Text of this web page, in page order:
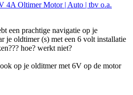
4A Oltimer Motor | Auto | tbv o.a.
een prachtige navigatie op je
je oldtimer (s) met een 6 volt installatie
hoe? werkt niet?
op je olditmer met 6V op de motor